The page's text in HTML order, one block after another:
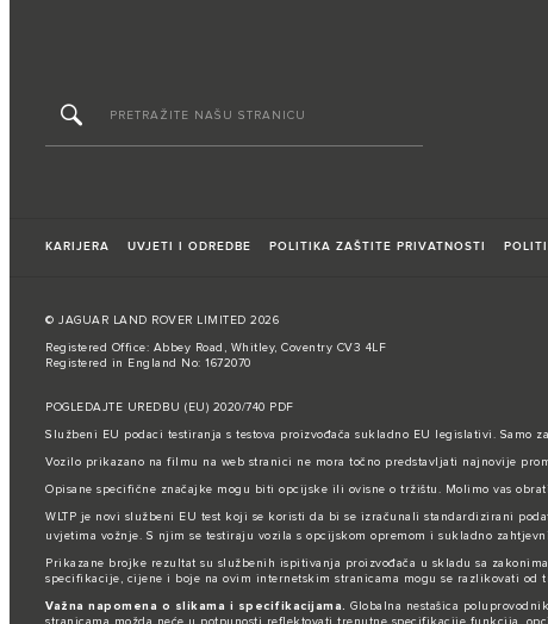
KARIJERA UVJETI I ODREDBE POLITIKA ZAŠTITE PRIVATNOSTI
© JAGUAR LAND ROVER LIMITED 2026
Registered Office: Abbey Road, Whitley, Coventry CV3 4LF
Registered in England No: 1672070
POGLEDAJTE UREDBU (EU) 2020/740 PDF
Službeni EU podaci testiranja s testova proizvođača sukladno EU legislativi.
Vozilo prikazano na filmu na web stranici ne mora točno predstavljati najnovije
Opisane specifične značajke mogu biti opcijske ili ovisne o tržištu. Molimo vas
WLTP je novi službeni EU test koji se koristi da bi se izračunali standardizirani
uvjetima vožnje. S njim se testiraju vozila s opcijskom opremom i sukladno
Prikazane brojke rezultat su službenih ispitivanja proizvođača u skladu sa
specifikacije, cijene i boje na ovim internetskim stranicama mogu se razlikovati od
Važna napomena o slikama i specifikacijama. Globalna nestašica